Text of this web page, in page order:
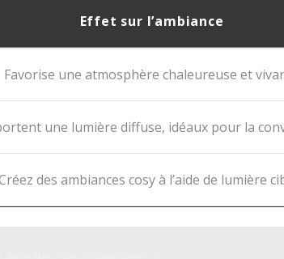
Effet sur l’ambiance
Favorise une atmosphère chaleureuse et
une lumière diffuse, idéaux pour la
des ambiances cosy à l’aide de lumière